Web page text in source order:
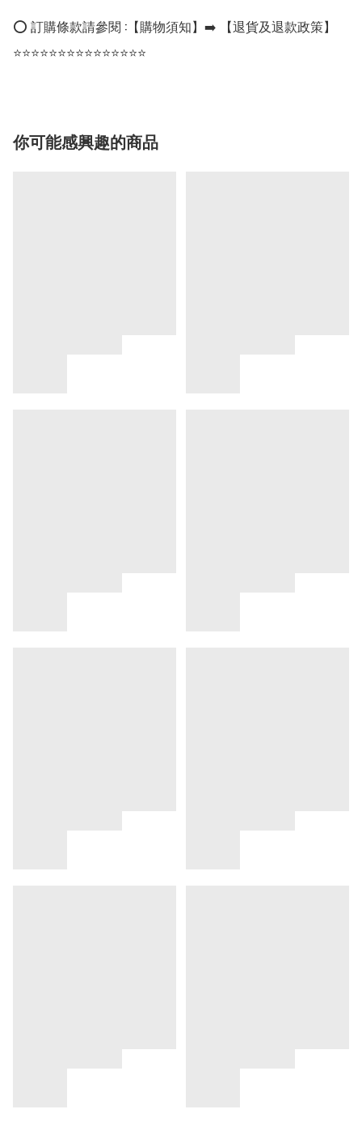
⭕ 訂購條款請參閱 :【購物須知】➡️ 【退貨及退款政策】
⭐⭐⭐⭐⭐⭐⭐⭐⭐⭐⭐⭐⭐⭐⭐
你可能感興趣的商品